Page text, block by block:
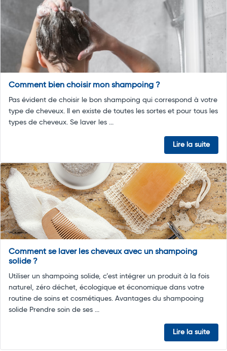
Comment bien choisir mon shampoing ?
Pas évident de choisir le bon shampoing qui correspond à votre
type de cheveux. Il en existe de toutes les sortes et pour tous les
types de cheveux. Se laver les ...
Lire la suite
Comment se laver les cheveux avec un shampoing
solide ?
Utiliser un shampoing solide, c’est intégrer un produit à la fois
naturel, zéro déchet, écologique et économique dans votre
routine de soins et cosmétiques. Avantages du shampooing
solide Prendre soin de ses ...
Lire la suite